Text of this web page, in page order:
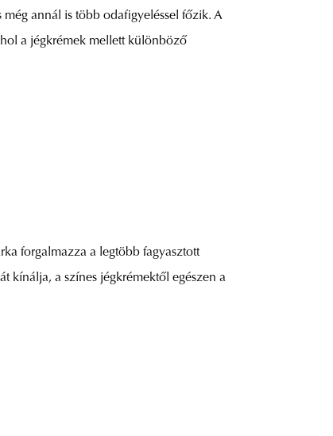
annál is több odafigyeléssel főzik. A
a jégkrémek mellett különböző
forgalmazza a legtöbb fagyasztott
kínálja, a színes jégkrémektől egészen a